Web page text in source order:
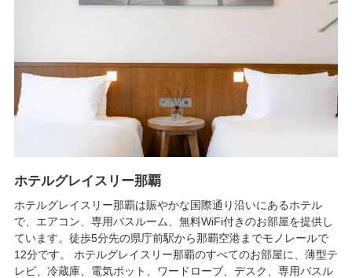
ホテルグレイスリー那覇
ホテルグレイスリー那覇は賑やかな国際通り沿いにあるホテル
で、エアコン、専用バスルーム、無料WiFi付きのお部屋を提供し
ています。徒歩5分先の県庁前駅から那覇空港までモノレールで
12分です。 ホテルグレイスリー那覇のすべてのお部屋に、薄型テ
レビ、冷蔵庫、電気ポット、ワードローブ、デスク、専用バスル